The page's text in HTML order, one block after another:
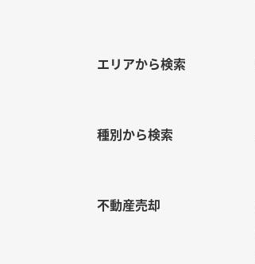
エリアから検索
種別から検索
不動産売却